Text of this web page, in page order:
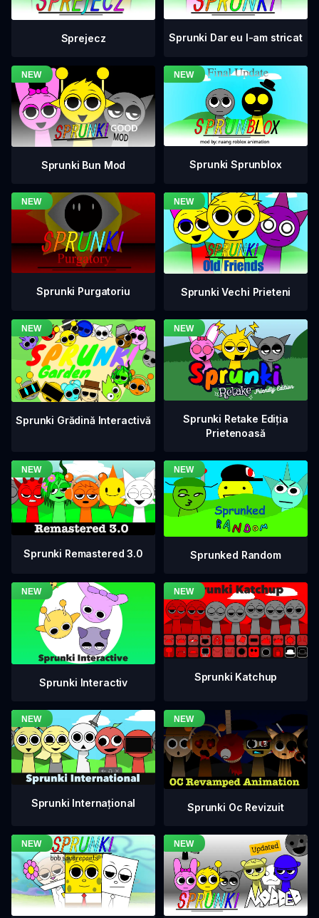
Sprejecz Sprunki Dar eu l-am stricat
Sprunki Bun Mod Sprunki Sprunblox
Sprunki Purgatoriu Sprunki Vechi Prieteni
Sprunki Grădină Interactivă
Sprunki Retake Ediția
Prietenoasă
Sprunki Remastered 3.0 Sprunked Random
Sprunki Interactiv Sprunki Katchup
Sprunki Internațional Sprunki Oc Revizuit